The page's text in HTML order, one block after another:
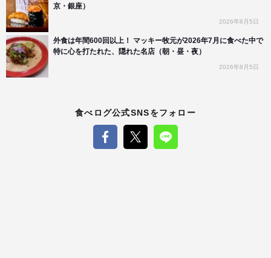
京・銀座）
2026年8月5日
外食は年間600回以上！ マッキー牧元が2026年7月に食べた中で
特に心を打たれた、隠れた名店（朝・昼・夜）
2026年8月5日
食べログ公式SNSをフォロー